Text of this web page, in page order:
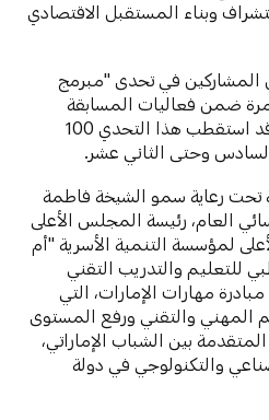
وبناء المستقبل الاقتصادي
المشاركين في تحدى "مبرمج
ضمن فعاليات المسابقة
الوطنية لمهارات الإمارات، وقد استقطب هذا التحدي 100
وحتى الثاني عشر.
تحت رعاية سمو الشيخة فاطمة
العام، رئيسة المجلس الأعلى
لمؤسسة التنمية الأسرية "أم
للتعليم والتدريب التقني
مهارات الإمارات، التي
المهني والتقني ورفع المستوى
بين الشباب الإماراتي،
والتكنولوجي في دولة